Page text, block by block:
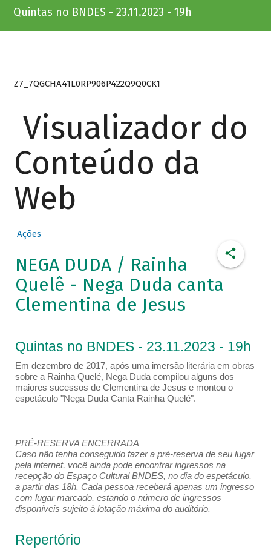
Quintas no BNDES - 23.11.2023 - 19h
Z7_7QGCHA41L0RP906P422Q9Q0CK1
Visualizador do
Conteúdo da
Web
Ações
NEGA DUDA / Rainha
Quelê - Nega Duda canta
Clementina de Jesus
Quintas no BNDES - 23.11.2023 - 19h
Em dezembro de 2017, após uma imersão literária em obras
sobre a Rainha Quelé, Nega Duda compilou alguns dos
maiores sucessos de Clementina de Jesus e montou o
espetáculo "Nega Duda Canta Rainha Quelé".
PRÉ-RESERVA ENCERRADA
Caso não tenha conseguido fazer a pré-reserva de seu lugar
pela internet, você ainda pode encontrar ingressos na
recepção do Espaço Cultural BNDES, no dia do espetáculo,
a partir das 18h. Cada pessoa receberá apenas um ingresso
com lugar marcado, estando o número de ingressos
disponíveis sujeito à lotação máxima do auditório.
Repertório